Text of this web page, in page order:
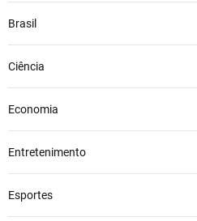
Brasil
Ciência
Economia
Entretenimento
Esportes